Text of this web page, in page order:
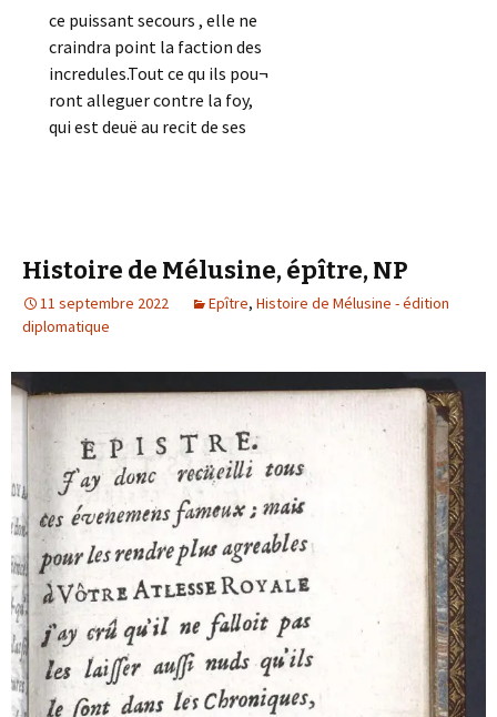
ce puissant secours , elle ne
craindra point la faction des
incredules.Tout ce qu ils pou¬
ront alleguer contre la foy,
qui est deuë au recit de ses
Histoire de Mélusine, épître, NP
11 septembre 2022 Epître, Histoire de Mélusine - édition
diplomatique